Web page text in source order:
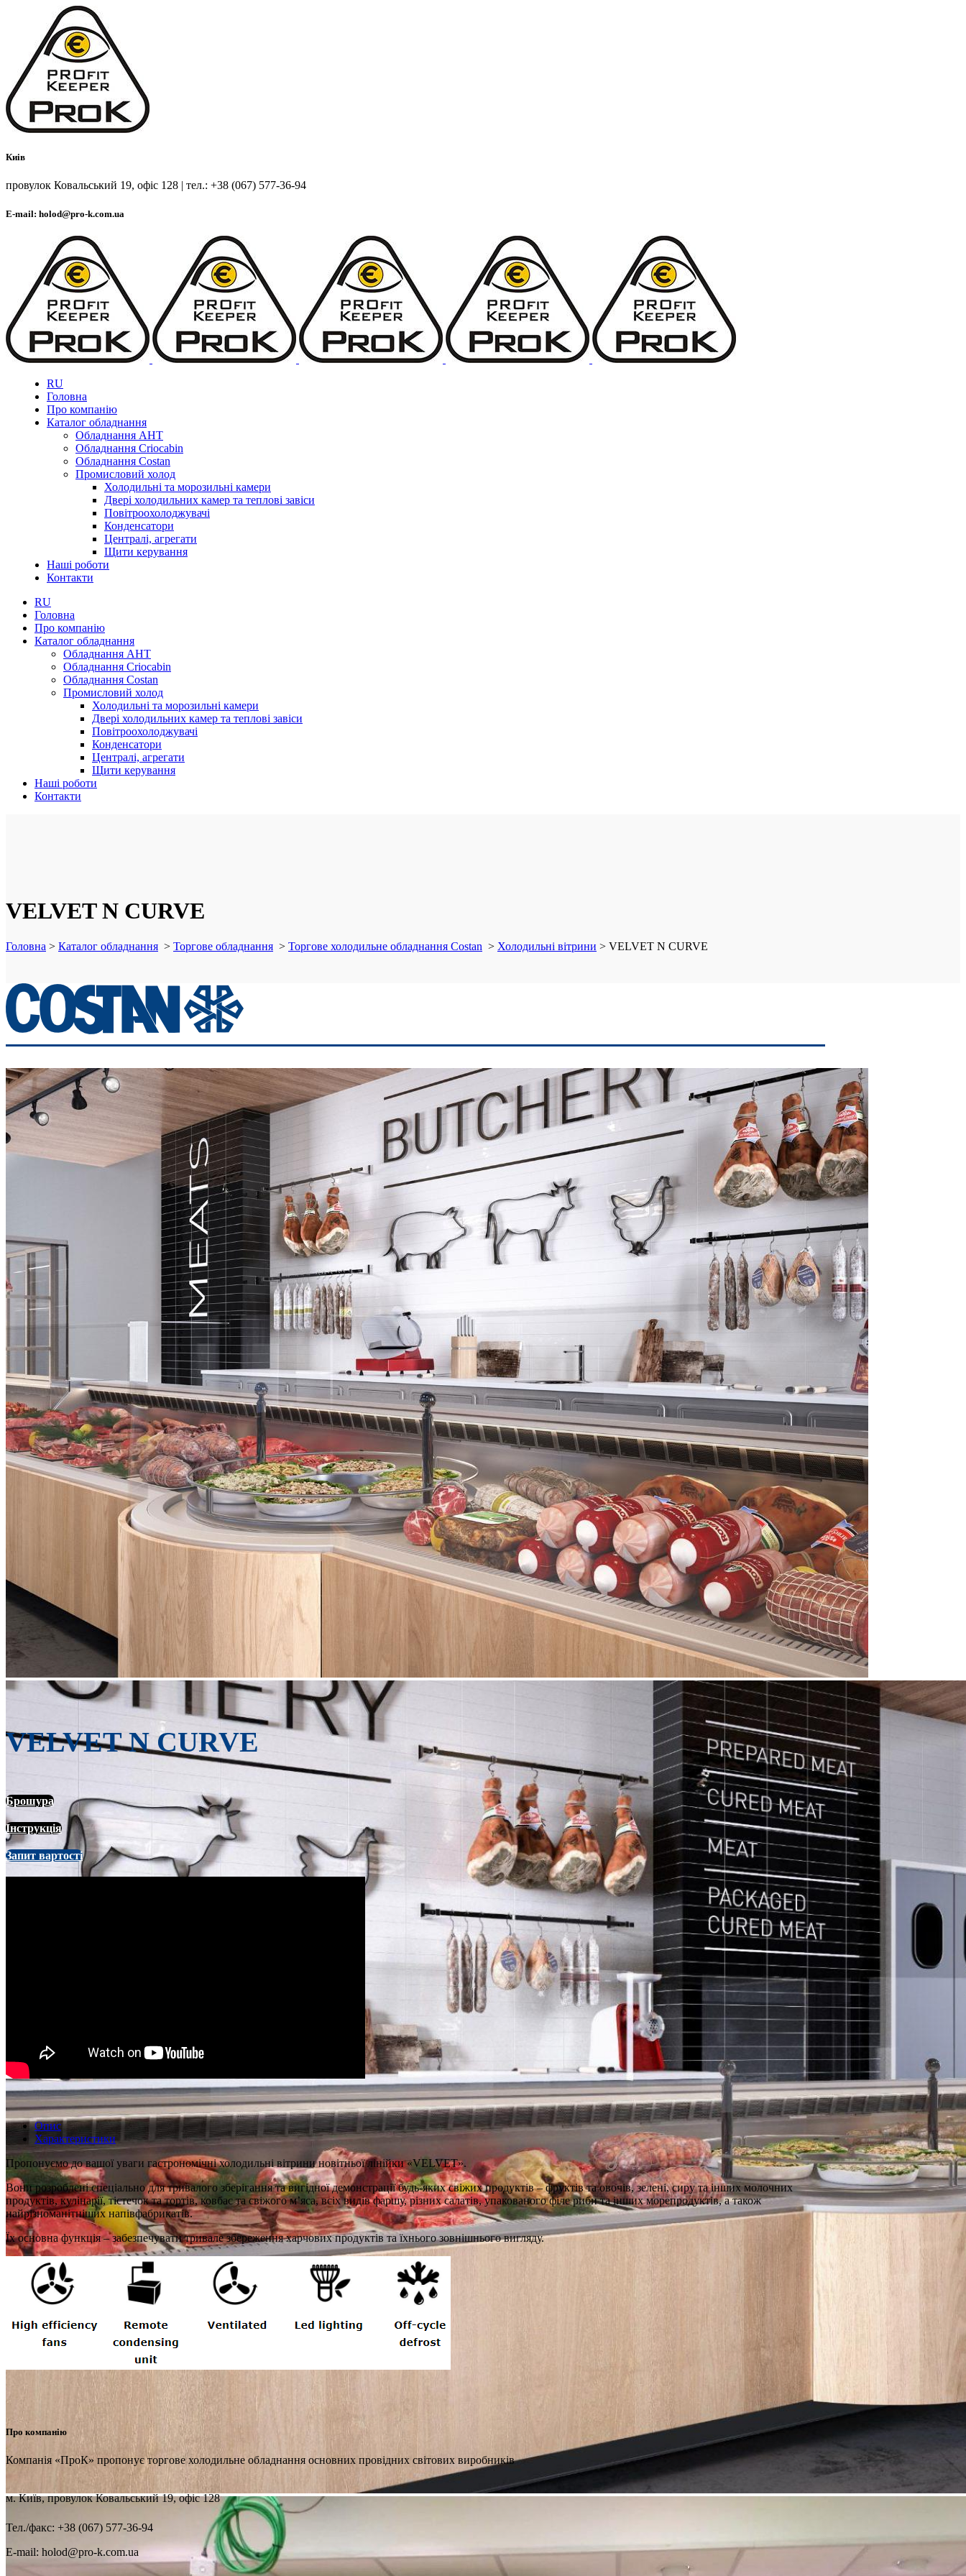
Киів
провулок Ковальський 19, офіс 128 | тел.: +38 (067) 577-36-94
E-mail: holod@pro-k.com.ua
RU
Головна
Про компанію
Каталог обладнання
Обладнання AHT
Обладнання Criocabin
Обладнання Costan
Промисловий холод
Холодильні та морозильні камери
Двері холодильних камер та теплові завіси
Повітроохолоджувачі
Конденсатори
Централі, агрегати
Щити керування
Наші роботи
Контакти
RU
Головна
Про компанію
Каталог обладнання
Обладнання AHT
Обладнання Criocabin
Обладнання Costan
Промисловий холод
Холодильні та морозильні камери
Двері холодильних камер та теплові завіси
Повітроохолоджувачі
Конденсатори
Централі, агрегати
Щити керування
Наші роботи
Контакти
VELVET N CURVE
Головна > Каталог обладнання > Торгове обладнання > Торгове холодильне обладнання Costan > Холодильні вітрини > VELVET N CURVE
VELVET N CURVE
Брошура
Інструкція
Запит вартості
Опис
Характеристики
Пропонуємо до вашої уваги гастрономічні холодильні вітрини новітньої лінійки «VELVET».
Вони розроблені спеціально для тривалого зберігання та вигідної демонстрації будь-яких свіжих продуктів – фруктів та овочів, зелені, сиру та інших молочних
продуктів, кулінарії, тістечок та тортів, ковбас та свіжого м’яса, всіх видів фаршу, різних салатів, упакованого філе риби та інших морепродуктів, а також
найрізноманітніших напівфабрикатів.
Їх основна функція – забезпечувати тривале збереження харчових продуктів та їхнього зовнішнього вигляду.
Про компанію
Компанія «ПроК» пропонує торгове холодильне обладнання основних провідних світових виробників
м. Київ, провулок Ковальський 19, офіс 128
Тел./факс: +38 (067) 577-36-94
E-mail: holod@pro-k.com.ua